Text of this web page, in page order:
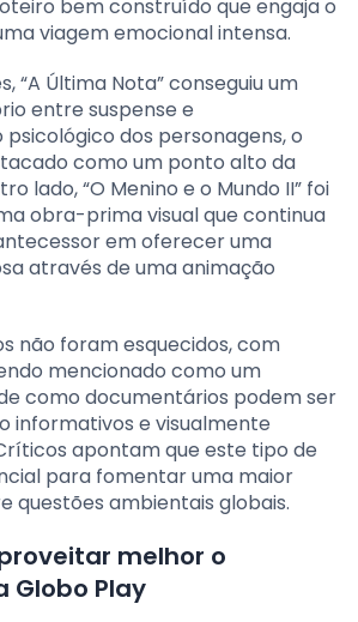
bem construído que engaja o
viagem emocional intensa.
“A Última Nota” conseguiu um
entre suspense e
dos personagens, o
como um ponto alto da
lado, “O Menino e o Mundo II” foi
obra-prima visual que continua
em oferecer uma
através de uma animação
não foram esquecidos, com
mencionado como um
como documentários podem ser
informativos e visualmente
apontam que este tipo de
para fomentar uma maior
questões ambientais globais.
melhor o
Globo Play